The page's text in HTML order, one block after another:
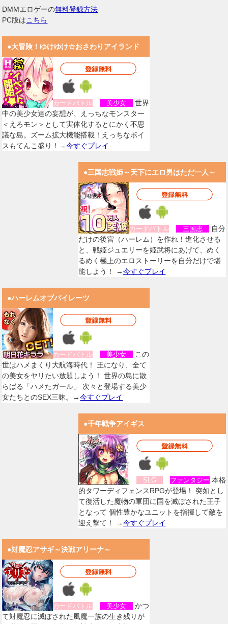
DMMエロゲーの無料登録方法
PC版はこちら
●大冒険！ゆけゆけ☆おさわりアイランド
カードバトル 美少女
世界
中の美少女達の妄想が、えっちなモンスター
＜えろモン＞として実体化するとにかく不思
議な島。ズーム拡大機能搭載！えっちなボイ
スもてんこ盛り！→今すぐプレイ
●三国志戦姫～天下にエロ男はただ一人～
カードバトル 三国志
自分
だけの後宮（ハーレム）を作れ！進化させる
と、戦姫ジュエリーを姫武将にあげて、めく
るめく極上のエロストーリーを自分だけで堪
能しよう！ →今すぐプレイ
●ハーレムオブパイレーツ
カードバトル 美少女
この
世はハメまくり大航海時代！ 王になり、全て
の美女をヤリたい放題しよう！ 世界の島に散
らばる「ハメたガール」 次々と登場する美少
女たちとのSEX三昧。→今すぐプレイ
●千年戦争アイギス
SLG ファンタジー 本格
的タワーディフェンスRPGが登場！ 突如とし
て復活した魔物の軍団に国を滅ぼされた王子
となって 個性豊かなユニットを指揮して敵を
迎え撃て！ →今すぐプレイ
●対魔忍アサギ～決戦アリーナ～
カードバトル 美少女
かつ
て対魔忍に滅ぼされた風魔一族の生き残りが